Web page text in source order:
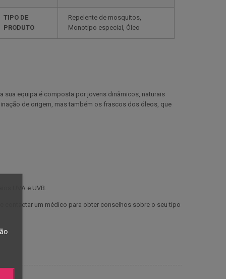
TIPO DE
PRODUTO
Repelente de mosquitos,
Monotipo especial, Óleo
sua equipa é composta por jovens dinâmicos, naturais
de origem, mas também os frascos dos óleos, que
UVA e UVB.
contactar um médico para obter conselhos sobre o seu tipo